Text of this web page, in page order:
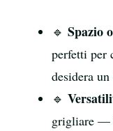
🔹 Spazio
perfetti per
desidera
🔹
grigliare —